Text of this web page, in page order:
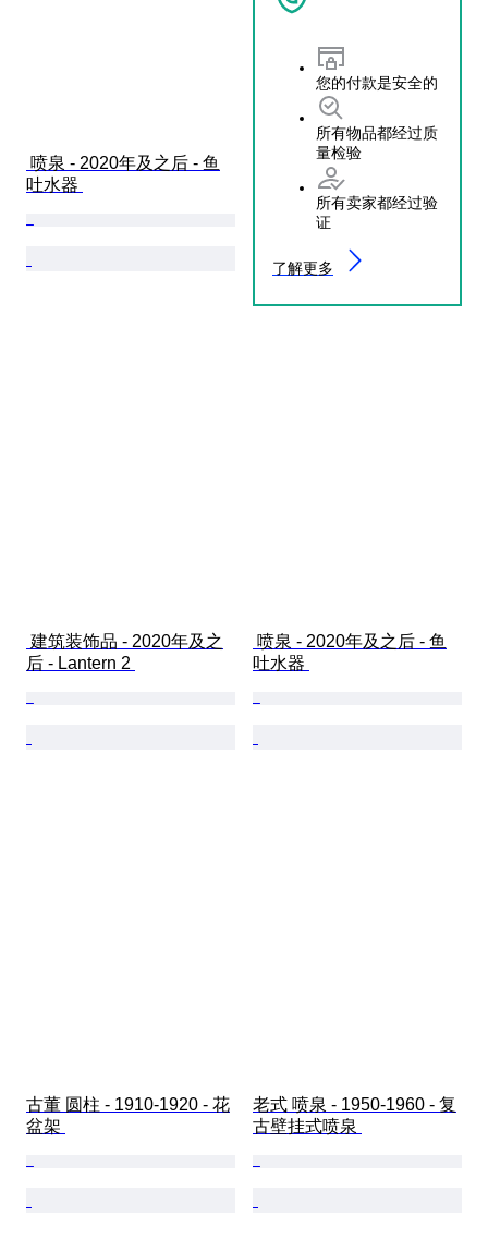
您的付款是安全的
所有物品都经过质
量检验
所有卖家都经过验
证
了解更多
吐水器
后 - Lantern 2
吐水器
古董 圆柱 - 1910-1920 - 花
盆架
老式 喷泉 - 1950-1960 - 复
古壁挂式喷泉